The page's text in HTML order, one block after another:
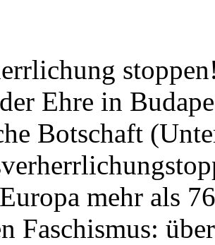
Ehre in
Botschaft
mehr als
Faschismus: